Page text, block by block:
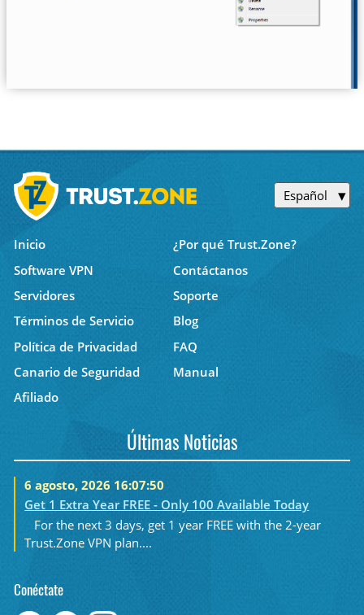
Español
Inicio
¿Por qué Trust.Zone?
Software VPN
Contáctanos
Servidores
Soporte
Términos de Servicio
Blog
Política de Privacidad
FAQ
Canario de Seguridad
Manual
Afiliado
Últimas Noticias
6 agosto, 2026 16:07:50
Get 1 Extra Year FREE - Only 100 Available Today
For the next 3 days, get 1 year FREE with the 2-year
Trust.Zone VPN plan....
Conéctate